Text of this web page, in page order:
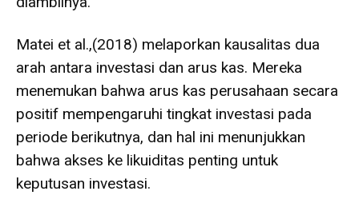
Matei et al.,(2018) melaporkan kausalitas dua
arah antara investasi dan arus kas. Mereka
menemukan bahwa arus kas perusahaan secara
positif mempengaruhi tingkat investasi pada
periode berikutnya, dan hal ini menunjukkan
bahwa akses ke likuiditas penting untuk
keputusan investasi.